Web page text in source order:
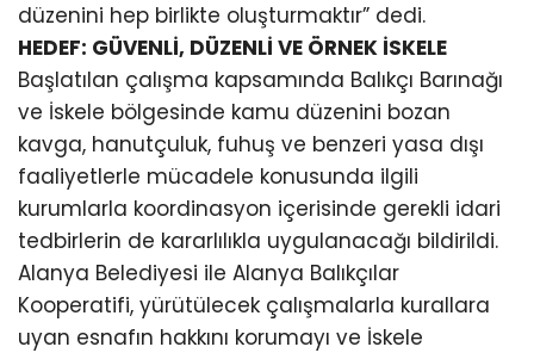
düzenini hep birlikte oluşturmaktır” dedi.
HEDEF: GÜVENLİ, DÜZENLİ VE ÖRNEK İSKELE
Başlatılan çalışma kapsamında Balıkçı Barınağı
ve İskele bölgesinde kamu düzenini bozan
kavga, hanutçuluk, fuhuş ve benzeri yasa dışı
faaliyetlerle mücadele konusunda ilgili
kurumlarla koordinasyon içerisinde gerekli idari
tedbirlerin de kararlılıkla uygulanacağı bildirildi.
Alanya Belediyesi ile Alanya Balıkçılar
Kooperatifi, yürütülecek çalışmalarla kurallara
uyan esnafın hakkını korumayı ve İskele